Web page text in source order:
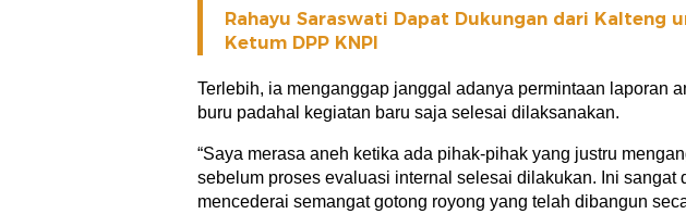
Rahayu Saraswati Dapat Dukungan dari Kalteng
Ketum DPP KNPI
Terlebih, ia menganggap janggal adanya permintaan laporan
buru padahal kegiatan baru saja selesai dilaksanakan.
“Saya merasa aneh ketika ada pihak-pihak yang justru
sebelum proses evaluasi internal selesai dilakukan. Ini sangat
mencederai semangat gotong royong yang telah dibangun